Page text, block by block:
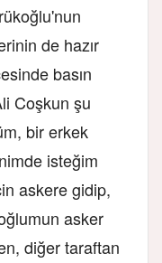
de hazır
basın
Coşkun şu
bir erkek
isteğim
askere gidip,
asker
diğer taraftan